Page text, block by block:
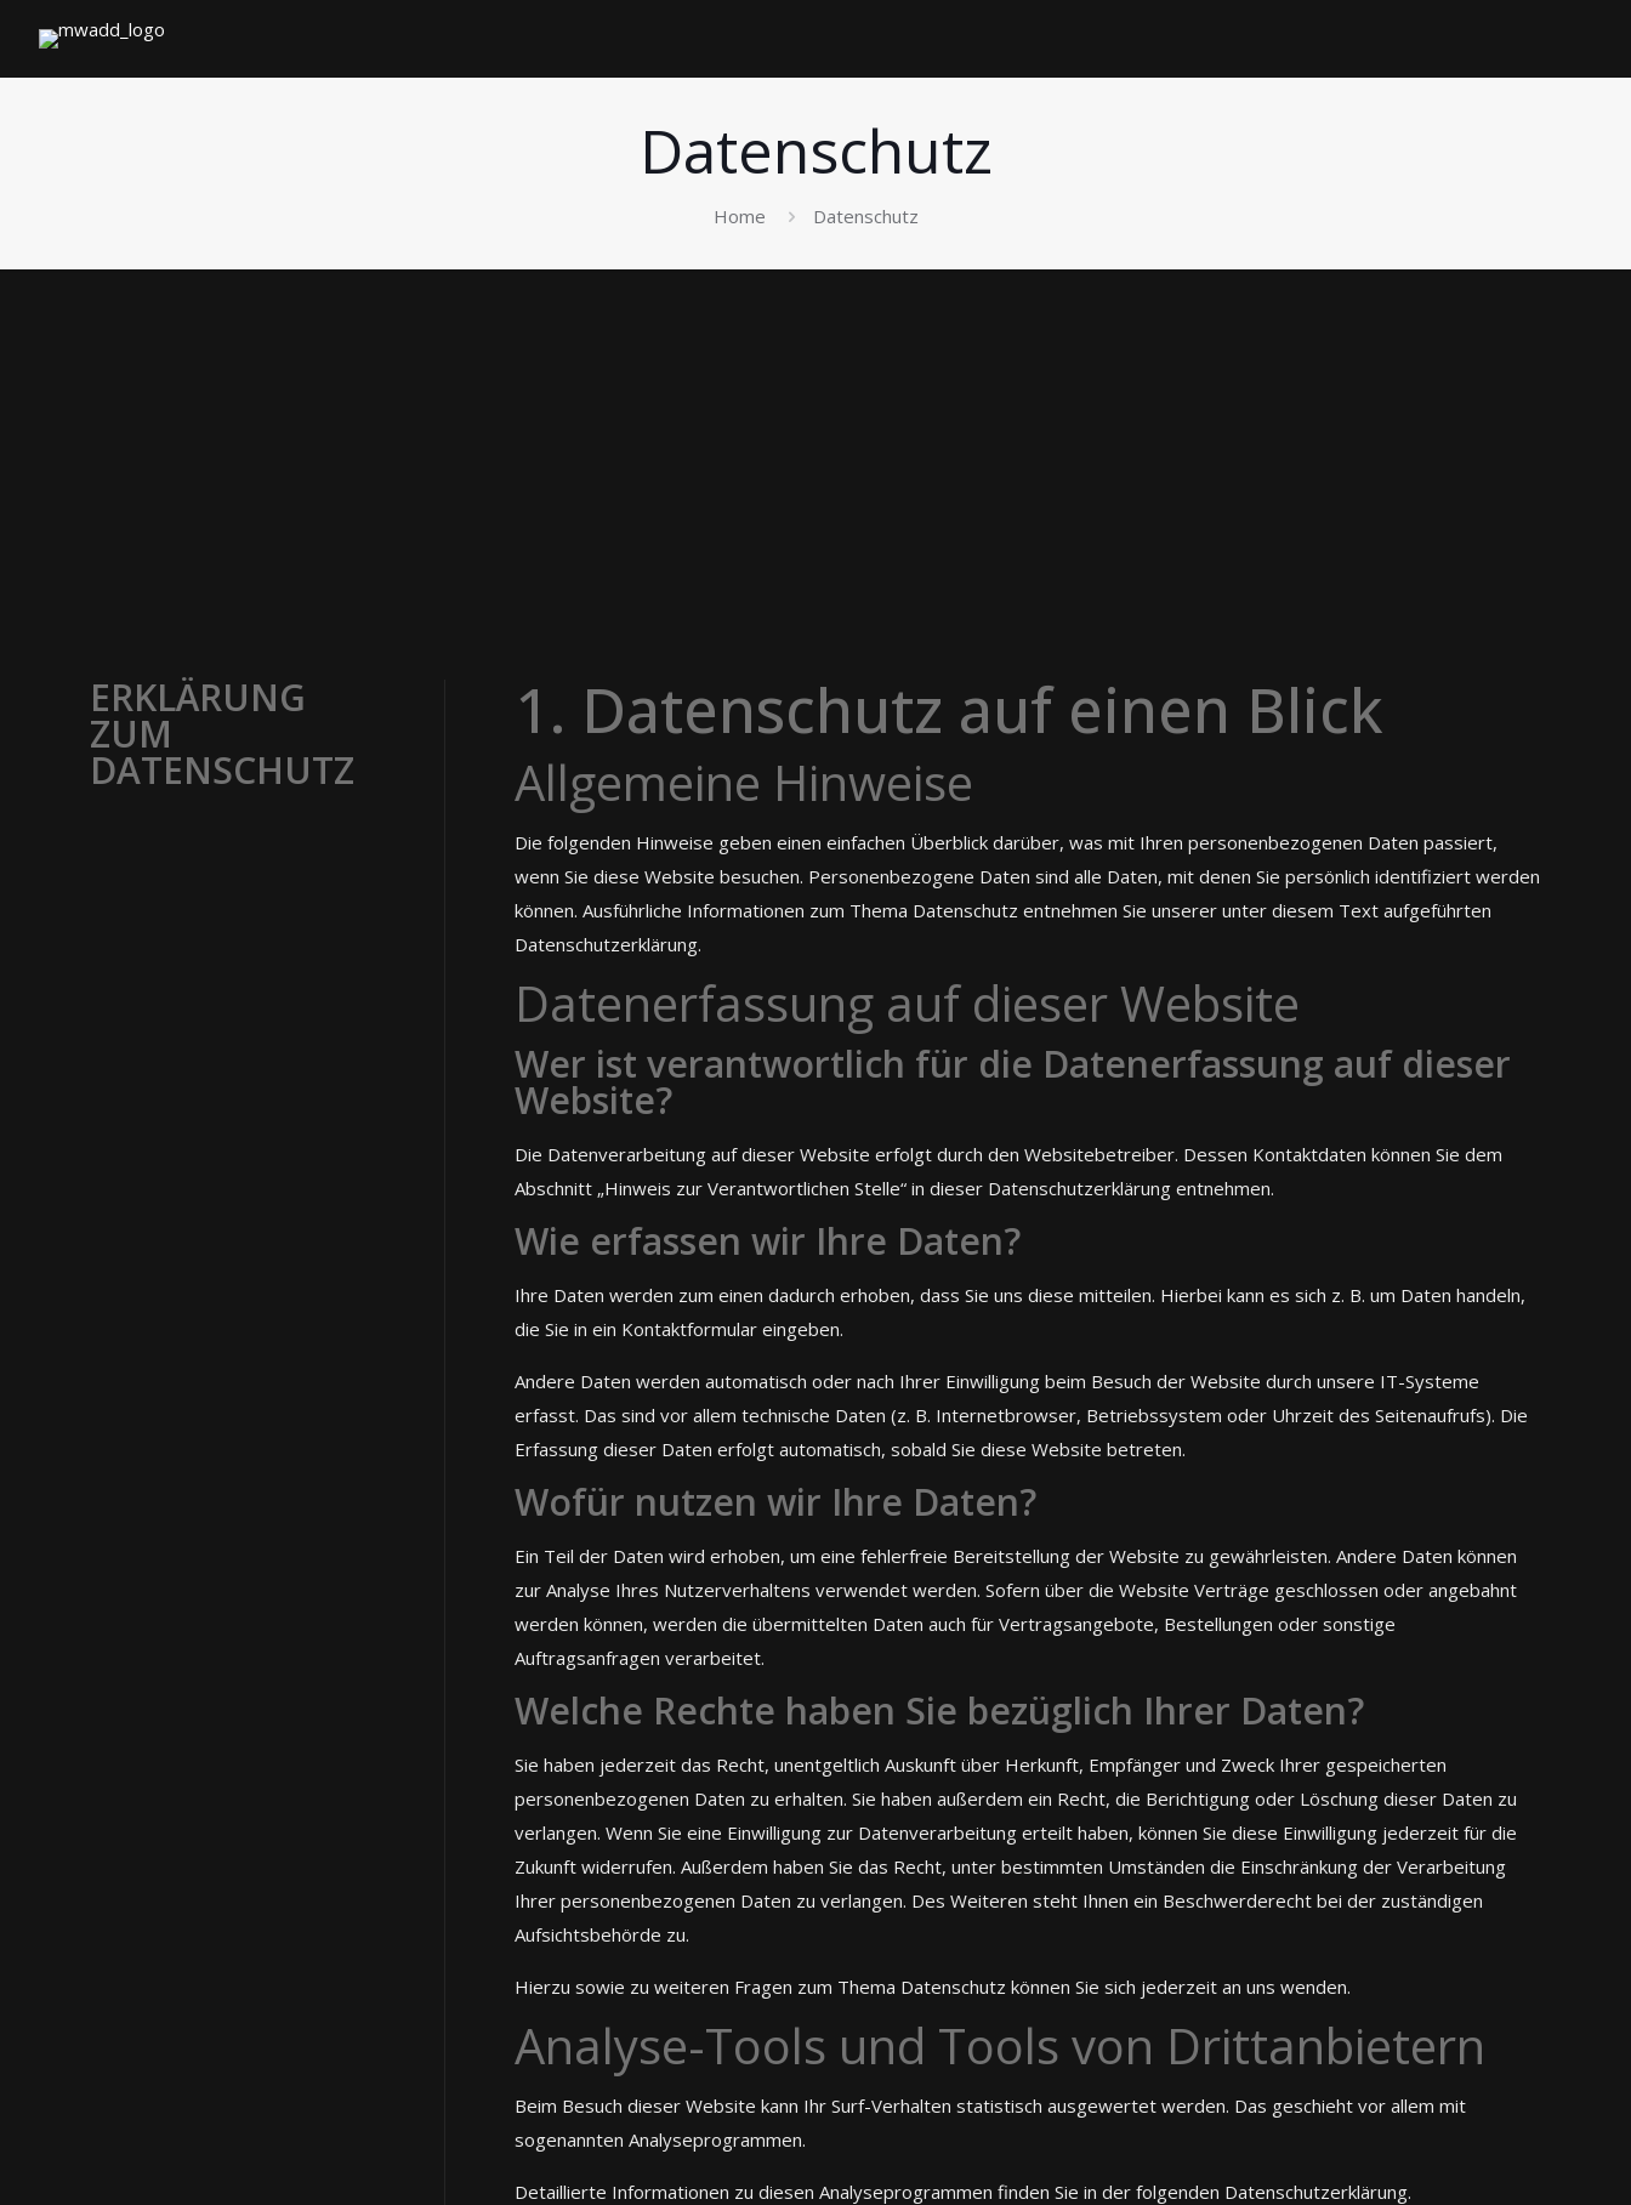
Datenschutz
Home Datenschutz
ERKLÄRUNG
ZUM
DATENSCHUTZ
1. Datenschutz auf einen Blick
Allgemeine Hinweise
Die folgenden Hinweise geben einen einfachen Überblick darüber, was mit Ihren personenbezogenen Daten passiert,
wenn Sie diese Website besuchen. Personenbezogene Daten sind alle Daten, mit denen Sie persönlich identifiziert werden
können. Ausführliche Informationen zum Thema Datenschutz entnehmen Sie unserer unter diesem Text aufgeführten
Datenschutzerklärung.
Datenerfassung auf dieser Website
Wer ist verantwortlich für die Datenerfassung auf dieser
Website?
Die Datenverarbeitung auf dieser Website erfolgt durch den Websitebetreiber. Dessen Kontaktdaten können Sie dem
Abschnitt „Hinweis zur Verantwortlichen Stelle“ in dieser Datenschutzerklärung entnehmen.
Wie erfassen wir Ihre Daten?
Ihre Daten werden zum einen dadurch erhoben, dass Sie uns diese mitteilen. Hierbei kann es sich z. B. um Daten handeln,
die Sie in ein Kontaktformular eingeben.
Andere Daten werden automatisch oder nach Ihrer Einwilligung beim Besuch der Website durch unsere IT-Systeme
erfasst. Das sind vor allem technische Daten (z. B. Internetbrowser, Betriebssystem oder Uhrzeit des Seitenaufrufs). Die
Erfassung dieser Daten erfolgt automatisch, sobald Sie diese Website betreten.
Wofür nutzen wir Ihre Daten?
Ein Teil der Daten wird erhoben, um eine fehlerfreie Bereitstellung der Website zu gewährleisten. Andere Daten können
zur Analyse Ihres Nutzerverhaltens verwendet werden. Sofern über die Website Verträge geschlossen oder angebahnt
werden können, werden die übermittelten Daten auch für Vertragsangebote, Bestellungen oder sonstige
Auftragsanfragen verarbeitet.
Welche Rechte haben Sie bezüglich Ihrer Daten?
Sie haben jederzeit das Recht, unentgeltlich Auskunft über Herkunft, Empfänger und Zweck Ihrer gespeicherten
personenbezogenen Daten zu erhalten. Sie haben außerdem ein Recht, die Berichtigung oder Löschung dieser Daten zu
verlangen. Wenn Sie eine Einwilligung zur Datenverarbeitung erteilt haben, können Sie diese Einwilligung jederzeit für die
Zukunft widerrufen. Außerdem haben Sie das Recht, unter bestimmten Umständen die Einschränkung der Verarbeitung
Ihrer personenbezogenen Daten zu verlangen. Des Weiteren steht Ihnen ein Beschwerderecht bei der zuständigen
Aufsichtsbehörde zu.
Hierzu sowie zu weiteren Fragen zum Thema Datenschutz können Sie sich jederzeit an uns wenden.
Analyse-Tools und Tools von Dritt­anbietern
Beim Besuch dieser Website kann Ihr Surf-Verhalten statistisch ausgewertet werden. Das geschieht vor allem mit
sogenannten Analyseprogrammen.
Detaillierte Informationen zu diesen Analyseprogrammen finden Sie in der folgenden Datenschutzerklärung.